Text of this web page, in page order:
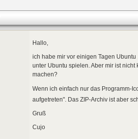
Hallo,
ich habe mir vor einigen Tagen
unter Ubuntu spielen. Aber mir ist
machen?
Wenn ich einfach nur das Programm-
aufgetreten". Das ZIP-Archiv ist aber
Gruß
Cujo